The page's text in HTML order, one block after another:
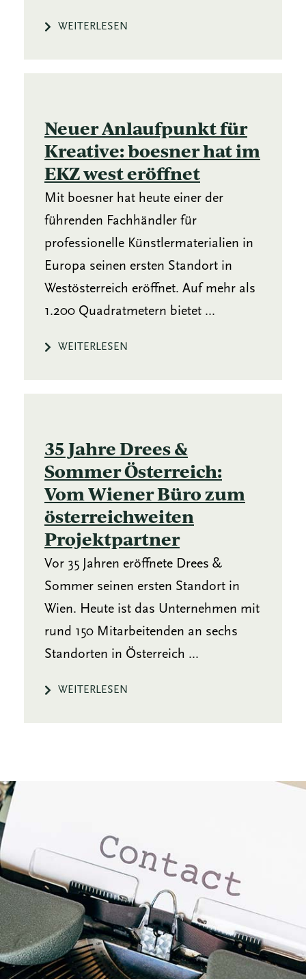
WEITERLESEN
Neuer Anlaufpunkt für
Kreative: boesner hat im
EKZ west eröffnet
Mit boesner hat heute einer der
führenden Fachhändler für
professionelle Künstlermaterialien in
Europa seinen ersten Standort in
Westösterreich eröffnet. Auf mehr als
1.200 Quadratmetern bietet ...
WEITERLESEN
35 Jahre Drees &
Sommer Österreich:
Vom Wiener Büro zum
österreichweiten
Projektpartner
Vor 35 Jahren eröffnete Drees &
Sommer seinen ersten Standort in
Wien. Heute ist das Unternehmen mit
rund 150 Mitarbeitenden an sechs
Standorten in Österreich ...
WEITERLESEN